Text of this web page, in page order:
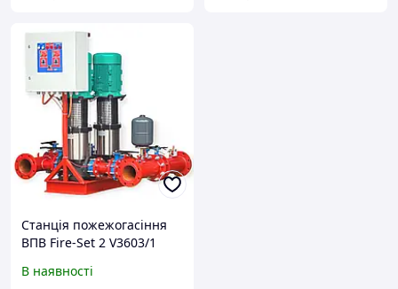
Станція пожежогасіння
ВПВ Fire-Set 2 V3603/1
В наявності